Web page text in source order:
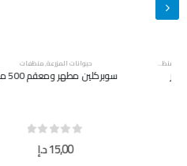
حيوانات المزرعة,منظفات
سوبركلين مطهر ومعقم 500 مل